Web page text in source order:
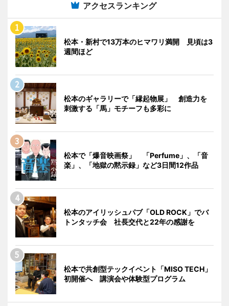
アクセスランキング
松本・新村で13万本のヒマワリ満開 見頃は3
週間ほど
松本のギャラリーで「縁起物展」 創造力を
刺激する「馬」モチーフも多彩に
松本で「爆音映画祭」 「Perfume」、「音
楽」、「地獄の黙示録」など3日間12作品
松本のアイリッシュパブ「OLD ROCK」でバ
トンタッチ会 社長交代と22年の感謝を
松本で共創型テックイベント「MISO TECH」
初開催へ 講演会や体験型プログラム